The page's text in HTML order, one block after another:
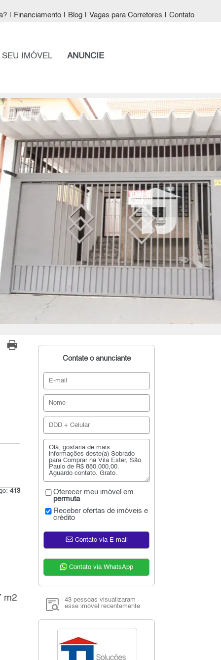
Financiamento Blog Vagas para Corretores Contato
IMÓVEL ANUNCIE
413
m2
Contate o anunciante
Oferecer meu imóvel em
permuta
Receber ofertas de imóveis e
crédito
Contato via E-mail
Contato via WhatsApp
43 pessoas visualizaram
esse imóvel recentemente